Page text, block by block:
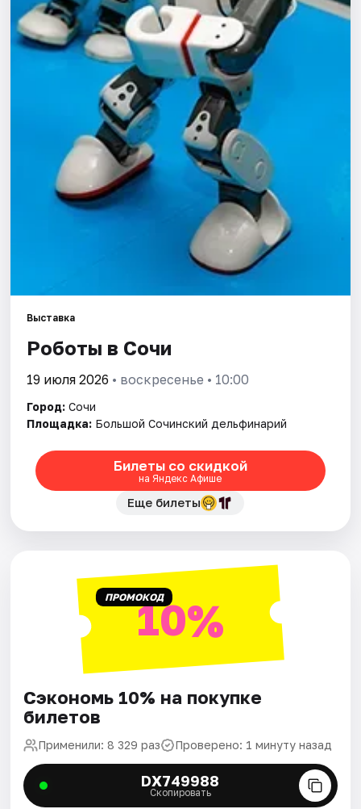
Города
Рейтинги
Выставка
Роботы в Сочи
19 июля 2026 • воскресенье • 10:00
Город: Сочи
Площадка: Большой Сочинский дельфинарий
Билеты со скидкой
на Яндекс Афише
Еще билеты
ПРОМОКОД10%
Сэкономь 10% на покупке
билетов
Применили: 8 329 раз Проверено: 1 минуту назад
DX749988
Скопировать